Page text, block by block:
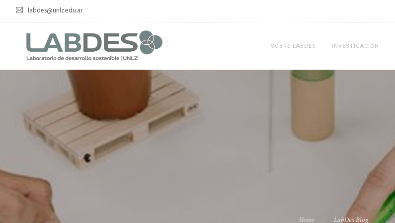
labdes@unlz.edu.ar
SOBRE LABDES INVESTIGACIÓN
Home LabDes Blog